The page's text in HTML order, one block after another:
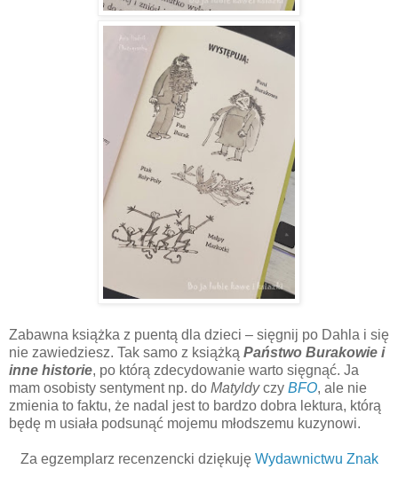
Zabawna książka z puentą dla dzieci – sięgnij po Dahla i się
nie zawiedziesz. Tak samo z książką Państwo Burakowie i
inne historie, po którą zdecydowanie warto sięgnąć. Ja
mam osobisty sentyment np. do Matyldyczy BFO, ale nie
zmienia to faktu, że nadal jest to bardzo dobra lektura, którą
będę m usiała podsunąć mojemu młodszemu kuzynowi.
Za egzemplarz recenzencki dziękuję Wydawnictwu Znak